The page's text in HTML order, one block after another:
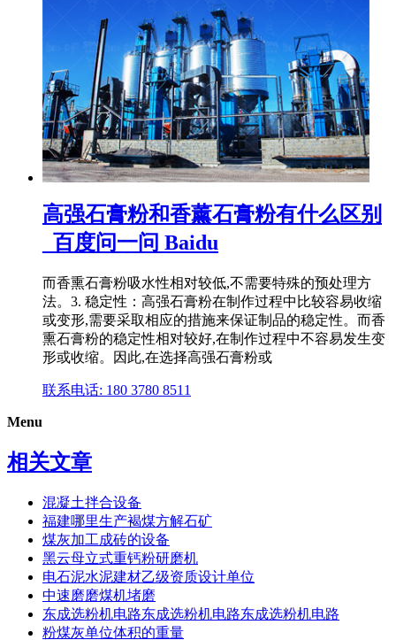
高强石膏粉和香薰石膏粉有什么区别
_百度问一问 Baidu
而香熏石膏粉吸水性相对较低,不需要特殊的预处理方
法。3. 稳定性：高强石膏粉在制作过程中比较容易收缩
或变形,需要采取相应的措施来保证制品的稳定性。而香
熏石膏粉的稳定性相对较好,在制作过程中不容易发生变
形或收缩。因此,在选择高强石膏粉或
联系电话: 180 3780 8511
Menu
相关文章
混凝土拌合设备
福建哪里生产褐煤方解石矿
煤灰加工成砖的设备
黑云母立式重钙粉研磨机
电石泥水泥建材乙级资质设计单位
中速磨磨煤机堵磨
东成选粉机电路东成选粉机电路东成选粉机电路
粉煤灰单位体积的重量